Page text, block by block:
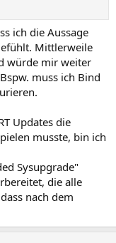
ich die Aussage
Mittlerweile
würde mir weiter
muss ich Bind
Updates die
musste, bin ich
Sysupgrade"
die alle
nach dem